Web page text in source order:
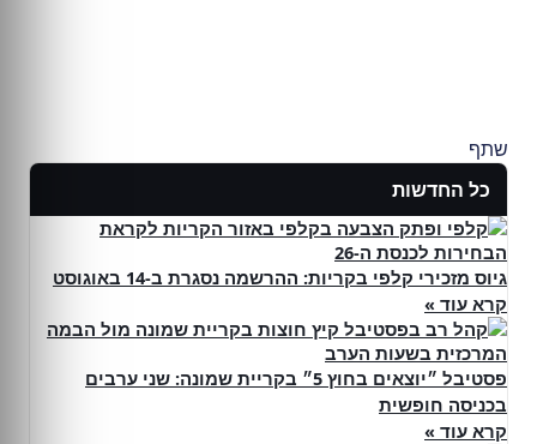
שתף
כל החדשות
גיוס מזכירי קלפי בקריות: ההרשמה נסגרת ב-14 באוגוסט
קרא עוד »
פסטיבל ״יוצאים בחוץ 5״ בקריית שמונה: שני ערבים
בכניסה חופשית
קרא עוד »